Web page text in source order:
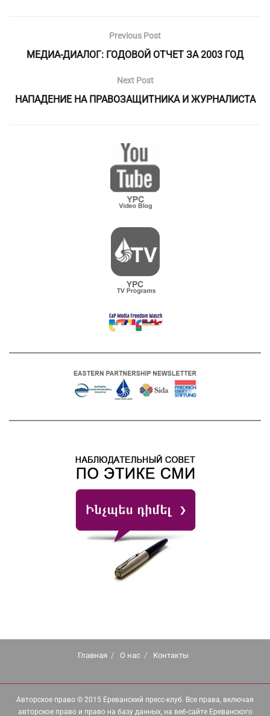
Previous Post
МЕДИА-ДИАЛОГ: ГОДОВОЙ ОТЧЕТ ЗА 2003 ГОД
Next Post
НАПАДЕНИЕ НА ПРАВОЗАЩИТНИКА И ЖУРНАЛИСТА
Главная О нас Контакты
Авторское право © 2015 Ереванский пресс-клуб. Все права, включая
авторское право и право на базу данных, на веб-сайте Ереванского